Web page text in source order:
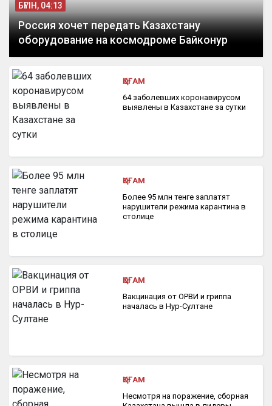
БҮГІН, 04:13
Россия хочет передать Казахстану
оборудование на космодроме Байконур
ҚОҒАМ
64 заболевших коронавирусом
выявлены в Казахстане за сутки
ҚОҒАМ
Более 95 млн тенге заплатят
нарушители режима карантина в
столице
ҚОҒАМ
Вакцинация от ОРВИ и гриппа
началась в Нур-Султане
ҚОҒАМ
Несмотря на поражение, сборная